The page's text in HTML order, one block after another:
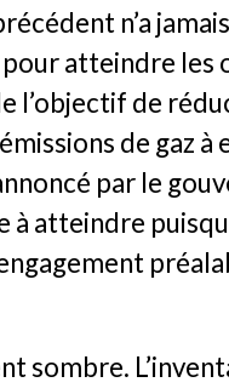
n’a
pour atteindre les
l’objectif de
de gaz
par le
atteindre
sombre.